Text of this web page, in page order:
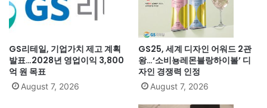
GS리테일, 기업가치 제고 계획
발표…2028년 영업이익 3,800
억 원 목표
August 7, 2026
GS25, 세계 디자인 어워드 2관
왕…‘소비뇽레몬블랑하이볼’ 디
자인 경쟁력 인정
August 7, 2026